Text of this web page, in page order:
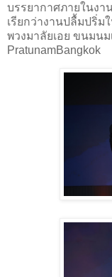
บรรยากาศภายในง
เรียกว่างานปลื้มปริ่ม
พวงมาลัยเอย ขนมน
PratunamBangkok